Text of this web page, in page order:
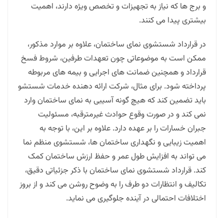
و برج ها که نیاز به تجهیزات و تخصص ویژه دارند، اهمیت
بیشتری پیدا می کنند.
در قرارداد شستشوی نمای ساختمان، علاوه بر موارد مذکور،
ممکن است به موضوعاتی چون تعهدات طرفین، شروط فسخ
قرارداد و همچنین ضمانت های اجرایی و بیمه های مربوطه
پرداخته شود. برای مثال، شرکت ارائه دهنده خدمات شستشو
باید تضمین کند که هیچ گونه آسیبی به نمای ساختمان وارد
نمی کند و در صورت وقوع حوادث غیرمترقبه، مسئولیت
جبران خسارات را بر عهده دارد. علاوه بر این، با توجه به
اهمیت زیبایی و نگهداری ساختمان ها، شستشوی منظم نما
می تواند به افزایش طول عمر و حفظ ارزش ساختمان کمک
کند. قرارداد شستشوی نمای ساختمان با ذکر جزئیاتی دقیق،
تکالیف و انتظارات دو طرف را به وضوح روشن می کند و از بروز
اختلافات احتمالی در آینده جلوگیری می نماید.